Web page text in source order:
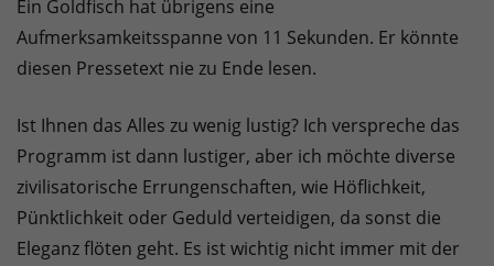
Ein Goldfisch hat übrigens eine
Aufmerksamkeitsspanne von 11 Sekunden. Er könnte
diesen Pressetext nie zu Ende lesen.
Ist Ihnen das Alles zu wenig lustig? Ich verspreche das
Programm ist dann lustiger, aber ich möchte diverse
zivilisatorische Errungenschaften, wie Höflichkeit,
Pünktlichkeit oder Geduld verteidigen, da sonst die
Eleganz flöten geht. Es ist wichtig nicht immer mit der